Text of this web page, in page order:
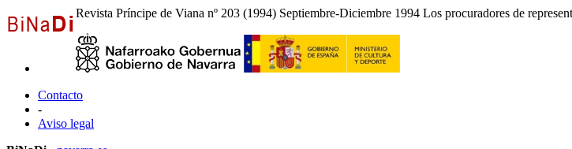
Revista Príncipe de Viana nº 203 (1994) Septiembre-Diciembre 1994 Los procuradores de
Contacto
-
Aviso legal